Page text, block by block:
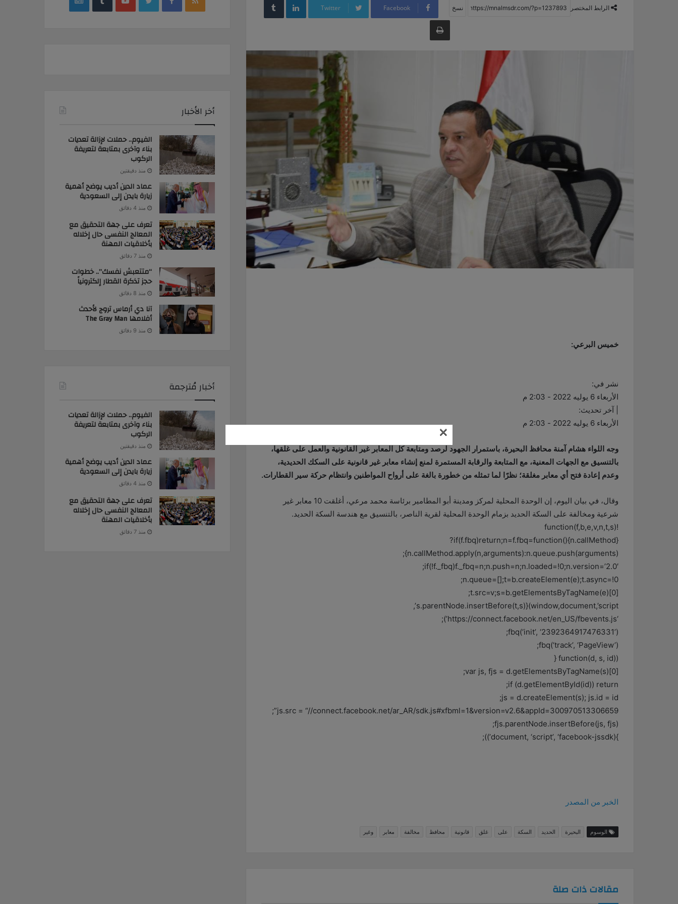
الرابط المختصر Facebook
Twitter
طباعة
خميس البرعي:
نشر في:
الأربعاء 6 يوليه 2022 - 2:03 م
| آخر تحديث:
الأربعاء 6 يوليه 2022 - 2:03 م
وجه اللواء هشام آمنة محافظ البحيرة، باستمرار الجهود لرصد ومتابعة كل المعابر غير القانونية والعمل على غلقها،
بالتنسيق مع الجهات المعنية، مع المتابعة والرقابة المستمرة لمنع إنشاء معابر غير قانونية على السكك الحديدية،
وعدم إعادة فتح أي معابر مغلقة؛ نظرًا لما تمثله من خطورة بالغة على أرواح المواطنين وانتظام حركة سير القطارات.
وقال، في بيان اليوم، إن الوحدة المحلية لمركز ومدينة أبو المطامير برئاسة محمد مرعي، أغلقت 10 معابر غير
شرعية ومخالفة على السكة الحديد بزمام الوحدة المحلية لقرية الناصر، بالتنسيق مع هندسة السكة الحديد.
!function(f,b,e,v,n,t,s)
{if(f.fbq)return;n=f.fbq=function(){n.callMethod?
n.callMethod.apply(n,arguments):n.queue.push(arguments)};
if(!f._fbq)f._fbq=n;n.push=n;n.loaded=!0;n.version=’2.0′;
n.queue=[];t=b.createElement(e);t.async=!0;
t.src=v;s=b.getElementsByTagName(e)[0];
s.parentNode.insertBefore(t,s)}(window,document,’script’,
‘https://connect.facebook.net/en_US/fbevents.js’);
fbq(‘init’, ‘2392364917476331’);
fbq(‘track’, ‘PageView’);
(function(d, s, id) {
var js, fjs = d.getElementsByTagName(s)[0];
if (d.getElementById(id)) return;
js = d.createElement(s); js.id = id;
js.src = “//connect.facebook.net/ar_AR/sdk.js#xfbml=1&version=v2.6&appId=300970513306659”;
fjs.parentNode.insertBefore(js, fjs);
}(document, ‘script’, ‘facebook-jssdk’));
الخبر من المصدر
الوسوم البحيرة الحديد السكة على غلق قانونية محافظ مخالفة معابر وغير
مقالات ذات صلة
أخر الأخبار
الفيوم.. حملات لإزالة تعديات
بناء وآخرى بمتابعة لتعريفة
الركوب
منذ دقيقتين
عماد الدين أديب يوضح أهمية
زيارة بايدن إلى السعودية
منذ 4 دقائق
تعرف على جهة التحقيق مع
المعالج النفسى حال إخلاله
بأخلاقيات المهنة
منذ 7 دقائق
“متتعبش نفسك”.. خطوات
حجز تذكرة القطار إلكترونياً
منذ 8 دقائق
آنا دي أرماس تروج لأحدث
أفلامها The Gray Man
منذ 9 دقائق
أخبار مُترجمة
الفيوم.. حملات لإزالة تعديات
بناء وآخرى بمتابعة لتعريفة
الركوب
منذ دقيقتين
عماد الدين أديب يوضح أهمية
زيارة بايدن إلى السعودية
منذ 4 دقائق
تعرف على جهة التحقيق مع
المعالج النفسى حال إخلاله
بأخلاقيات المهنة
منذ 7 دقائق
×